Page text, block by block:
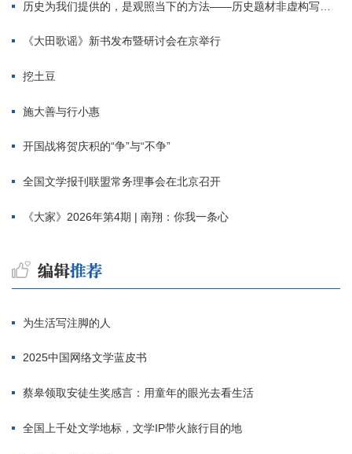
历史为我们提供的，是观照当下的方法——历史题材非虚构写作多人谈
《大田歌谣》新书发布暨研讨会在京举行
挖土豆
施大善与行小惠
开国战将贺庆积的“争”与“不争”
全国文学报刊联盟常务理事会在北京召开
《大家》2026年第4期 | 南翔：你我一条心
为生活写注脚的人
2025中国网络文学蓝皮书
蔡皋领取安徒生奖感言：用童年的眼光去看生活
全国上千处文学地标，文学IP带火旅行目的地